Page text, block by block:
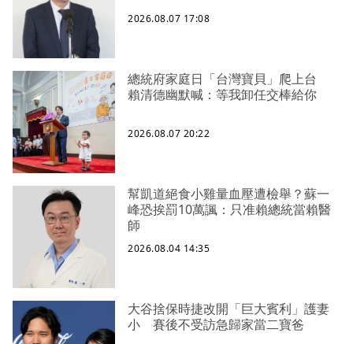
2026.08.07 17:08
總統府家庭日「台灣寶貝」爬上台
賴清德幽默喊：等我卸任交棒給你
2026.08.07 20:22
幫凱道絕食小雞量血壓遭檢舉？蘇一
峰恐挨罰10萬諷：只准賴總統當賴醫
師
2026.08.04 14:35
大谷捨保時捷改開「巨大賓利」護妻
小 賽後不受訪急歸家當二寶爸